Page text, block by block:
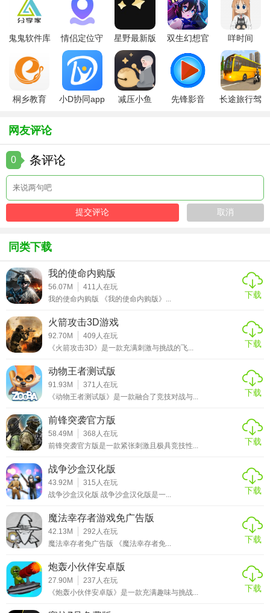
鬼鬼软件库
情侣定位守
护软件
星野最新版
双生幻想官
咩时间
桐乡教育
小D协同app
减压小鱼
先锋影音
长途旅行驾
网友评论
0 条评论
同类下载
我的使命内购版
56.07M 411 人在玩
我的使命内购版 《我的使命内购版》...
下载
火箭攻击3D游戏
92.70M 409 人在玩
《火箭攻击3D》是一款充满刺激与挑战的飞...
下载
动物王者测试版
91.93M 371 人在玩
《动物王者测试版》是一款融合了竞技对战与...
下载
前锋突袭官方版
58.49M 368 人在玩
前锋突袭官方版是一款紧张刺激且极具竞技性...
下载
战争沙盒汉化版
43.92M 315 人在玩
战争沙盒汉化版 战争沙盒汉化版是一...
下载
魔法幸存者游戏免广告版
42.13M 292 人在玩
魔法幸存者免广告版 《魔法幸存者免...
下载
炮轰小伙伴安卓版
27.90M 237 人在玩
《炮轰小伙伴安卓版》是一款充满趣味与挑战...
下载